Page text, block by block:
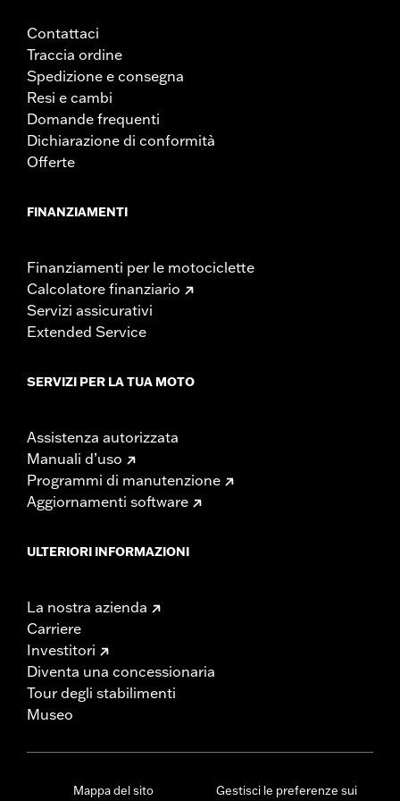
Contattaci
Traccia ordine
Spedizione e consegna
Resi e cambi
Domande frequenti
Dichiarazione di conformità
Offerte
FINANZIAMENTI
Finanziamenti per le motociclette
Calcolatore finanziario
Servizi assicurativi
Extended Service
SERVIZI PER LA TUA MOTO
Assistenza autorizzata
Manuali d’uso
Programmi di manutenzione
Aggiornamenti software
ULTERIORI INFORMAZIONI
La nostra azienda
Carriere
Investitori
Diventa una concessionaria
Tour degli stabilimenti
Museo
Mappa del sito Gestisci le preferenze sui